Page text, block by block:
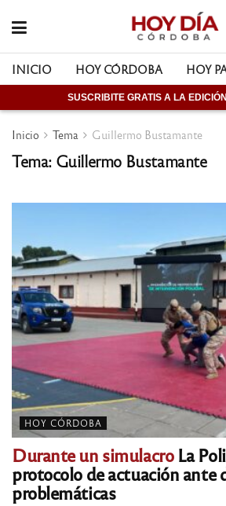
INICIO HOY CÓRDOBA HOY
SUSCRIBITE GRATIS A LA
Inicio Tema Guillermo Bustamante
Tema: Guillermo Bustamante
HOY CÓRDOBA
Durante un simulacroLa
protocolo de actuación ante
problemáticas